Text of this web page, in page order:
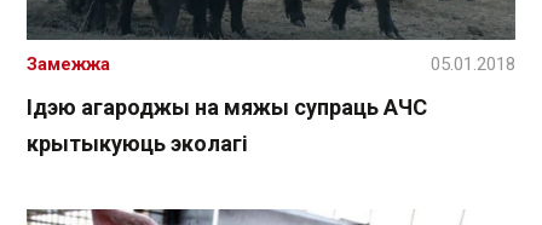
Ідэю агароджы на мяжы cупраць АЧС
крытыкуюць эколагі
Замежжа 05.01.2018